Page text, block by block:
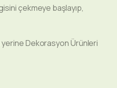
çekmeye başlayıp,
Dekorasyon Ürünleri